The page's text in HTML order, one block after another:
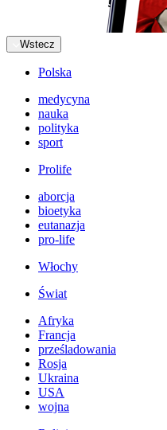
Wstecz
Polska
medycyna
nauka
polityka
sport
Prolife
aborcja
bioetyka
eutanazja
pro-life
Włochy
Świat
Afryka
Francja
prześladowania
Rosja
Ukraina
USA
wojna